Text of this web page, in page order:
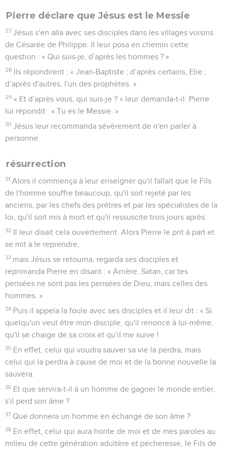
Pierre déclare que Jésus est le Messie
27 Jésus s'en alla avec ses disciples dans les villages voisins
de Césarée de Philippe. Il leur posa en chemin cette
question : « Qui suis-je, d’après les hommes ? »
28 Ils répondirent : « Jean-Baptiste ; d’après certains, Elie ;
d’après d'autres, l'un des prophètes. »
29 « Et d’après vous, qui suis-je ? » leur demanda-t-il. Pierre
lui répondit : « Tu es le Messie. »
30 Jésus leur recommanda sévèrement de n'en parler à
personne.
résurrection
31 Alors il commença à leur enseigner qu'il fallait que le Fils
de l'homme souffre beaucoup, qu'il soit rejeté par les
anciens, par les chefs des prêtres et par les spécialistes de la
loi, qu'il soit mis à mort et qu'il ressuscite trois jours après.
32 Il leur disait cela ouvertement. Alors Pierre le prit à part et
se mit à le reprendre,
33 mais Jésus se retourna, regarda ses disciples et
réprimanda Pierre en disant : « Arrière, Satan, car tes
pensées ne sont pas les pensées de Dieu, mais celles des
hommes. »
34 Puis il appela la foule avec ses disciples et il leur dit : « Si
quelqu'un veut être mon disciple, qu'il renonce à lui-même,
qu'il se charge de sa croix et qu'il me suive !
35 En effet, celui qui voudra sauver sa vie la perdra, mais
celui qui la perdra à cause de moi et de la bonne nouvelle la
sauvera.
36 Et que servira-t-il à un homme de gagner le monde entier,
s'il perd son âme ?
37 Que donnera un homme en échange de son âme ?
38 En effet, celui qui aura honte de moi et de mes paroles au
milieu de cette génération adultère et pécheresse, le Fils de